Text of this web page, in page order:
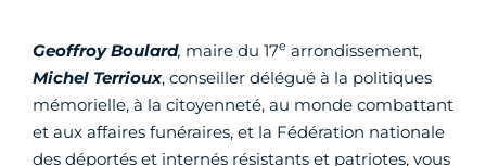
Geoffroy Boulard, maire du 17e arrondissement,
Michel Terrioux, conseiller délégué à la politiques
mémorielle, à la citoyenneté, au monde combattant
et aux affaires funéraires, et la Fédération nationale
des déportés et internés résistants et patriotes, vous